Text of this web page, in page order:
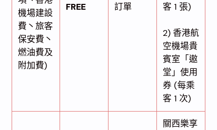
機場建設
費丶旅客
保安費丶
燃油費及
附加費)
FREE
訂單
客 1 張)
2) 香港航
空機場貴
賓室「遨
堂」使用
券 (每乘
客 1 次)
關西樂享